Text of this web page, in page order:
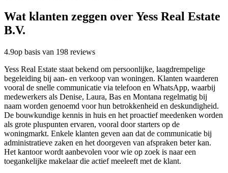
Wat klanten zeggen over Yess Real Estate
B.V.
4.9op basis van 198 reviews
Yess Real Estate staat bekend om persoonlijke, laagdrempelige
begeleiding bij aan- en verkoop van woningen. Klanten waarderen
vooral de snelle communicatie via telefoon en WhatsApp, waarbij
medewerkers als Denise, Laura, Bas en Montana regelmatig bij
naam worden genoemd voor hun betrokkenheid en deskundigheid.
De bouwkundige kennis in huis en het proactief meedenken worden
als grote pluspunten ervaren, vooral door starters op de
woningmarkt. Enkele klanten geven aan dat de communicatie bij
administratieve zaken en het doorgeven van afspraken beter kan.
Het kantoor wordt aanbevolen voor wie op zoek is naar een
toegankelijke makelaar die actief meeleeft met de klant.